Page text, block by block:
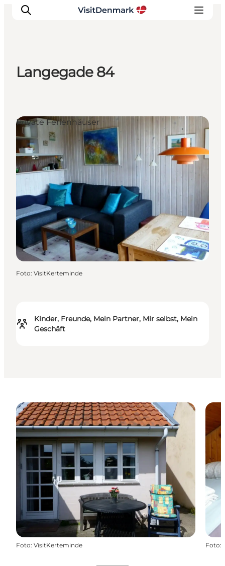
Erlebnisse
Unterkünfte
Reiseplanung
Langegade 84
Kinder, Freunde, Mein Partner, Mir selbst, Mein
Geschäft
Private Ferienhäuser
Foto: VisitKerteminde
Foto: VisitKerteminde Foto: